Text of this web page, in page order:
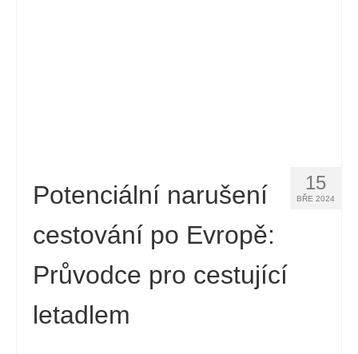
15
BŘE 2024
Potenciální narušení
cestování po Evropě:
Průvodce pro cestující
letadlem